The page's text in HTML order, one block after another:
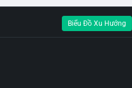
Biểu Đồ Xu Hướng